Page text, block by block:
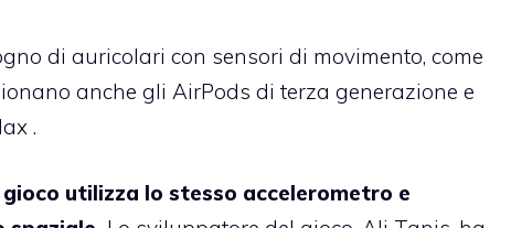
di auricolari con sensori di movimento, come
anche gli AirPods di terza generazione e
.
gioco utilizza lo stesso accelerometro e